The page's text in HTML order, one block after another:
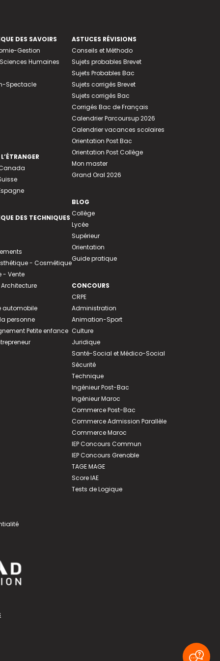
DES SAVOIRS
Gestion
Humaines
Spectacle
DES TECHNIQUES
- Cosmétique
- Vente
automobile
personne
Petite enfance
ASTUCES RÉVISIONS
Conseils et Méthodo
Sujets probables Brevet
Sujets Probables Bac
Sujets corrigés Brevet
Sujets corrigés Bac
Corrigés Bac de Français
Calendrier Parcoursup 2026
Calendrier vacances scolaires
Orientation Post Bac
Orientation Post Collège
Mon master
Grand Oral 2026
BLOG
Collège
Lycée
Supérieur
Orientation
Guide pratique
CONCOURS
CRPE
Administration
Animation-Sport
Culture
Juridique
Santé-Social et Médico-Social
Sécurité
Technique
Ingénieur Post-Bac
Ingénieur Maroc
Commerce Post-Bac
Commerce Admission Parallèle
Commerce Maroc
IEP Concours Commun
IEP Concours Grenoble
TAGE MAGE
Score IAE
Tests de Logique